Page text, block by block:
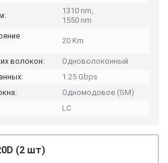
1310 nm,
1550 nm
20 Km
волокон:
Одноволоконный
1.25 Gbps
Одномодовое (SM)
LC
(2 шт)